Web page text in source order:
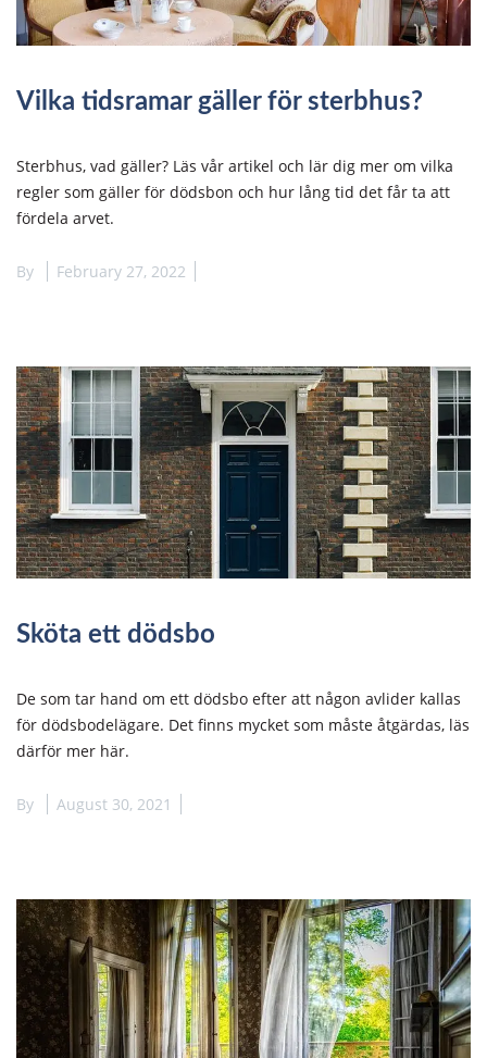
Vilka tidsramar gäller för sterbhus?
Sterbhus, vad gäller? Läs vår artikel och lär dig mer om vilka
regler som gäller för dödsbon och hur lång tid det får ta att
fördela arvet.
By February 27, 2022
Sköta ett dödsbo
De som tar hand om ett dödsbo efter att någon avlider kallas
för dödsbodelägare. Det finns mycket som måste åtgärdas, läs
därför mer här.
By August 30, 2021